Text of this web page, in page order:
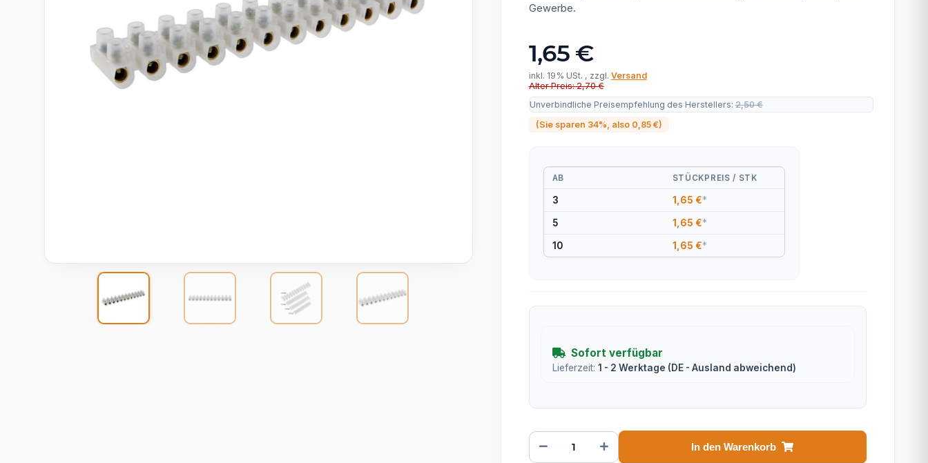
Gewerbe.
1,65 €
inkl. 19% USt. , zzgl. Versand
Alter Preis: 2,70 €
Unverbindliche Preisempfehlung des Herstellers:2,50 €
(Sie sparen 34% , also 0,85 €)
AB STÜCKPREIS / STK
3 1,65 €*
5 1,65 €*
10 1,65 €*
Sofort verfügbar
Lieferzeit: 1 - 2 Werktage (DE - Ausland abweichend)
In den Warenkorb